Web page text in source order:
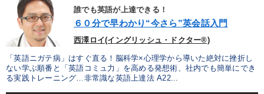
誰でも英語が上達できる！
６０分で早わかり“今さら”英会話入門
西澤ロイ(イングリッシュ・ドクター®)
「英語ニガテ病」はすぐ直る！脳科学×心理学から導いた絶対に挫折し
ない学ぶ順番と「英語コミュ力」を高める発想術、社内でも簡単にでき
る実践トレーニング…非常識な英語上達法 A22...